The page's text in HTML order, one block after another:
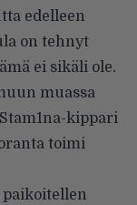
edelleen
on tehnyt
ei sikäli ole.
muassa
kippari
toimi